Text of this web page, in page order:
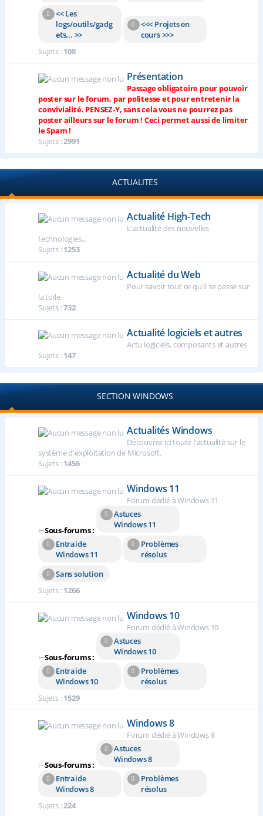
<< Les
logs/outils/gadg
ets... >>
<<< Projets en
cours >>>
Sujets :108
Présentation
Passage obligatoire pour pouvoir
poster sur le forum, par politesse et pour entretenir la
convivialité. PENSEZ-Y, sans cela vous ne pourrez pas
poster ailleurs sur le forum ! Ceci permet aussi de limiter
le Spam !
Sujets :2991
ACTUALITES
Actualité High-Tech
L'actualité des nouvelles
technologies...
Sujets :1253
Actualité du Web
Pour savoir tout ce qu'il se passe sur
la toile
Sujets :732
Actualité logiciels et autres
Actu logiciels, composants et autres
Sujets :147
SECTION WINDOWS
Actualités Windows
Découvrez ici toute l'actualité sur le
système d'exploitation de Microsoft.
Sujets :1456
Windows 11
Forum dédié à Windows 11
⊢Sous-forums :
Astuces
Windows 11
Entraide
Windows 11
Problèmes
résolus
Sans solution
Sujets :1266
Windows 10
Forum dédié à Windows 10
⊢Sous-forums :
Astuces
Windows 10
Entraide
Windows 10
Problèmes
résolus
Sujets :1529
Windows 8
Forum dédié à Windows 8
⊢Sous-forums :
Astuces
Windows 8
Entraide
Windows 8
Problèmes
résolus
Sujets :224